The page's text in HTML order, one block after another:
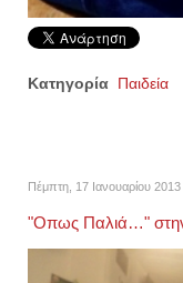
Κατηγορία Παιδεία
Πέμπτη, 17 Ιανουαρίου 2013
"Οπως Παλιά…"